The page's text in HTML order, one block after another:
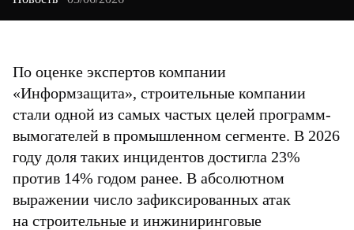
По оценке экспертов компании
«Информзащита», строительные компании
стали одной из самых частых целей программ-
вымогателей в промышленном сегменте. В 2026
году доля таких инцидентов достигла 23%
против 14% годом ранее. В абсолютном
выражении число зафиксированных атак
на строительные и инжиниринговые